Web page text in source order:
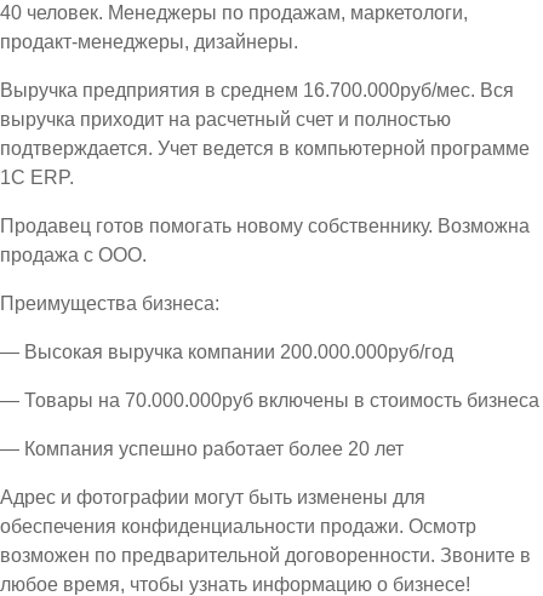
40 человек. Менеджеры по продажам, маркетологи,
продакт-менеджеры, дизайнеры.
Выручка предприятия в среднем 16.700.000руб/мес. Вся
выручка приходит на расчетный счет и полностью
подтверждается. Учет ведется в компьютерной программе
1С ЕRP.
Продавец готов помогать новому собственнику. Возможна
продажа с ООО.
Преимущества бизнеса:
— Высокая выручка компании 200.000.000руб/год
— Товары на 70.000.000руб включены в стоимость бизнеса
— Компания успешно работает более 20 лет
Адрес и фотографии могут быть изменены для
обеспечения конфиденциальности продажи. Осмотр
возможен по предварительной договоренности. Звоните в
любое время, чтобы узнать информацию о бизнесе!